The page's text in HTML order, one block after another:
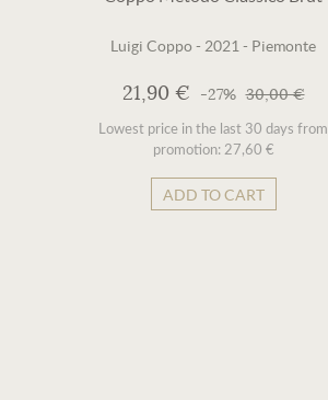
Luigi Coppo- 2021 - Piemonte
21,90 € -27% 30,00 €
Lowest price in the last 30 days from
promotion: 27,60 €
ADD TO CART